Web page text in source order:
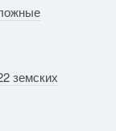
земских